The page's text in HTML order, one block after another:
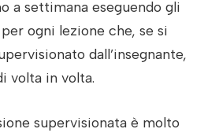
a settimana eseguendo gli
ogni lezione che, se si
dall’insegnante,
volta in volta.
supervisionata è molto